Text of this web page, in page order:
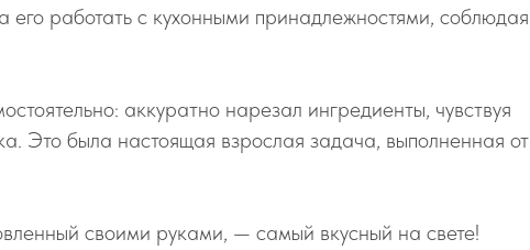
работать с кухонными принадлежностями, соблюдая
аккуратно нарезал ингредиенты, чувствуя
Это была настоящая взрослая задача, выполненная от
своими руками, — самый вкусный на свете!